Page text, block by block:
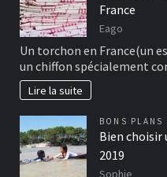
France
Eago
Un torchon en France(un
un chiffon spécialement
Lire la suite
BONS PLANS
Bien choisir
2019
Sophie